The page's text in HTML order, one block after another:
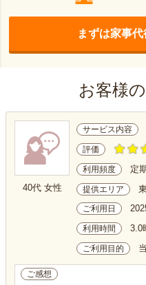
まずは家事
お客様
40代 女性
サービス内容
評価
利用頻度 定
提供エリア
ご利用日
利用時間 3.0
ご利用目的
ご感想